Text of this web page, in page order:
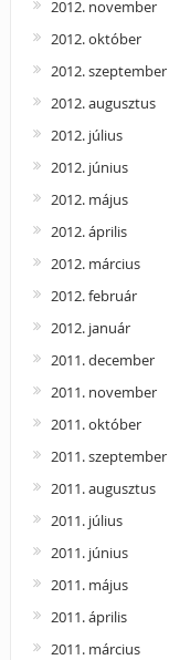
2012. november
2012. október
2012. szeptember
2012. augusztus
2012. július
2012. június
2012. május
2012. április
2012. március
2012. február
2012. január
2011. december
2011. november
2011. október
2011. szeptember
2011. augusztus
2011. július
2011. június
2011. május
2011. április
2011. március